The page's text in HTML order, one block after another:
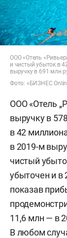
ООО «Отель
и чистый убыток в
выручку в 691 млн
Фото: «БИЗНЕС
ООО «Отель
выручку в
в 42
в 2019-м
чистый
убыточен и в
показав
11,6 млн — в
В любом